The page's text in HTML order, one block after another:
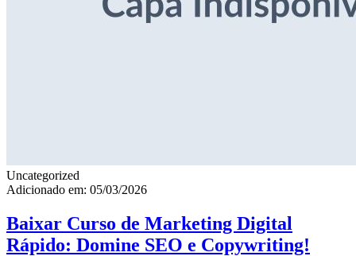
Uncategorized
Adicionado em: 05/03/2026
Baixar Curso de Marketing Digital
Rápido: Domine SEO e Copywriting!